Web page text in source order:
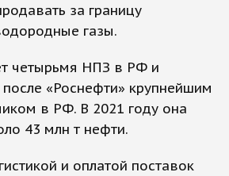
за границу
газы.
четырьмя НПЗ в РФ и
«Роснефти» крупнейшим
в РФ. В 2021 году она
43 млн т нефти.
и оплатой поставок